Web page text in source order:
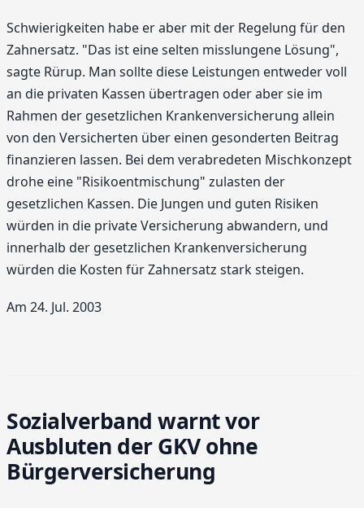
Schwierigkeiten habe er aber mit der Regelung für den
Zahnersatz. "Das ist eine selten misslungene Lösung",
sagte Rürup. Man sollte diese Leistungen entweder voll
an die privaten Kassen übertragen oder aber sie im
Rahmen der gesetzlichen Krankenversicherung allein
von den Versicherten über einen gesonderten Beitrag
finanzieren lassen. Bei dem verabredeten Mischkonzept
drohe eine "Risikoentmischung" zulasten der
gesetzlichen Kassen. Die Jungen und guten Risiken
würden in die private Versicherung abwandern, und
innerhalb der gesetzlichen Krankenversicherung
würden die Kosten für Zahnersatz stark steigen.
Am 24. Jul. 2003
Sozialverband warnt vor
Ausbluten der GKV ohne
Bürgerversicherung